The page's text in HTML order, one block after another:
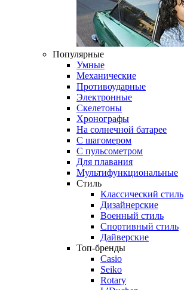
Популярные
Умные
Механические
Противоударные
Электронные
Скелетоны
Хронографы
На солнечной батарее
С шагомером
С пульсометром
Для плавания
Мультифункциональные
Стиль
Классический стиль
Дизайнерские
Военный стиль
Спортивный стиль
Дайверские
Топ-бренды
Casio
Seiko
Rotary